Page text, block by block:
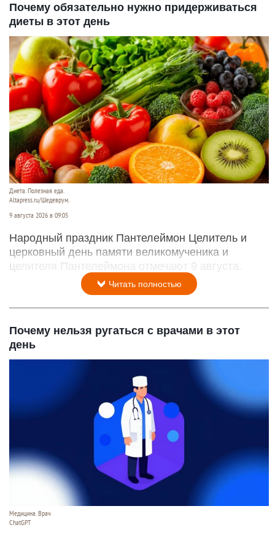
Почему обязательно нужно придерживаться
диеты в этот день
Диета. Полезная еда.
Altapress.ru/Шедеврум.
9 августа 2026 в 09:05
Народный праздник Пантелеймон Целитель и
церковный день памяти великомученика и
целителя Пантелеймона отмечают 9 августа.
Читать полностью
Почему нельзя ругаться с врачами в этот
день
Медицина. Врач
ChatGPT